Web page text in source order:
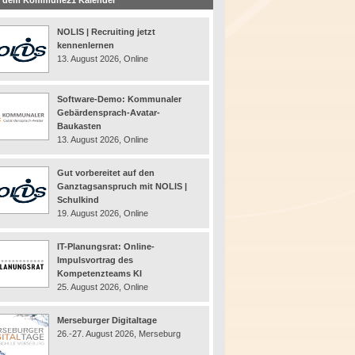
NOLIS | Recruiting jetzt
kennenlernen
13. August 2026, Online
Software-Demo: Kommunaler
Gebärdensprach-Avatar-
Baukasten
13. August 2026, Online
Gut vorbereitet auf den
Ganztagsanspruch mit NOLIS |
Schulkind
19. August 2026, Online
IT-Planungsrat: Online-
Impulsvortrag des
Kompetenzteams KI
25. August 2026, Online
Merseburger Digitaltage
26.-27. August 2026, Merseburg